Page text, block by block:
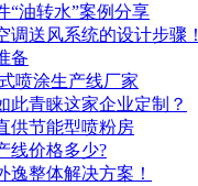
“油转水”案例分享
调送风系统的设计步骤！
备
喷涂生产线厂家
此青睐这家企业定制？
供节能型喷粉房
线价格多少?
逸整体解决方案！